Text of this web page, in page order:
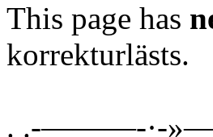
This page has
korrekturlästs.
. .-———-·-